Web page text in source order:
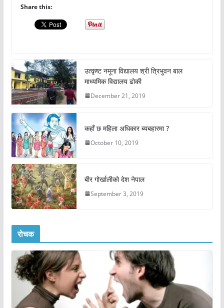
Share this:
उत्कृष्ट नमूना विद्यालय श्री त्रिभुवन बाल
माध्यमिक विद्यालय ढोकी
December 21, 2019
कहाँ छ महिला अधिकार ब्यबहारमा ?
October 10, 2019
बीर गोर्खालीको देश नेपाल
September 3, 2019
रोचक